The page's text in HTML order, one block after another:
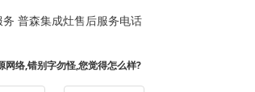
务 普森集成灶售后服务电话
网络,错别字勿怪,您觉得怎么样?